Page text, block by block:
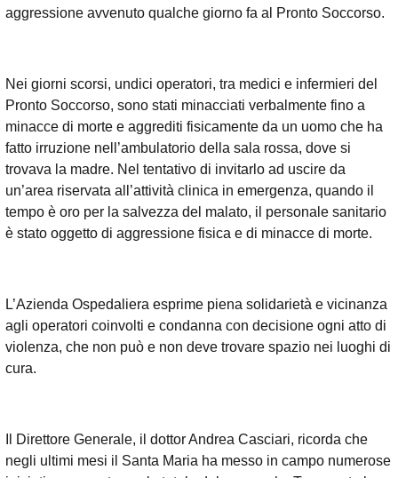
aggressione avvenuto qualche giorno fa al Pronto Soccorso.
Nei giorni scorsi, undici operatori, tra medici e infermieri del
Pronto Soccorso, sono stati minacciati verbalmente fino a
minacce di morte e aggrediti fisicamente da un uomo che ha
fatto irruzione nell’ambulatorio della sala rossa, dove si
trovava la madre. Nel tentativo di invitarlo ad uscire da
un’area riservata all’attività clinica in emergenza, quando il
tempo è oro per la salvezza del malato, il personale sanitario
è stato oggetto di aggressione fisica e di minacce di morte.
L’Azienda Ospedaliera esprime piena solidarietà e vicinanza
agli operatori coinvolti e condanna con decisione ogni atto di
violenza, che non può e non deve trovare spazio nei luoghi di
cura.
Il Direttore Generale, il dottor Andrea Casciari, ricorda che
negli ultimi mesi il Santa Maria ha messo in campo numerose